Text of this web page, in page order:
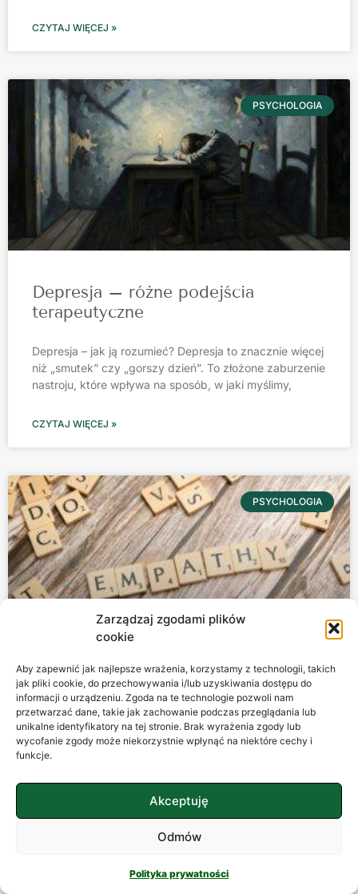
Zarządzaj zgodami plików
cookie
Aby zapewnić jak najlepsze wrażenia, korzystamy z technologii, takich
jak pliki cookie, do przechowywania i/lub uzyskiwania dostępu do
informacji o urządzeniu. Zgoda na te technologie pozwoli nam
przetwarzać dane, takie jak zachowanie podczas przeglądania lub
unikalne identyfikatory na tej stronie. Brak wyrażenia zgody lub
wycofanie zgody może niekorzystnie wpłynąć na niektóre cechy i
funkcje.
Akceptuję
Odmów
Polityka prywatności
CZYTAJ WIĘCEJ »
PSYCHOLOGIA
Depresja – różne podejścia
terapeutyczne
Depresja – jak ją rozumieć? Depresja to znacznie więcej
niż „smutek” czy „gorszy dzień”. To złożone zaburzenie
nastroju, które wpływa na sposób, w jaki myślimy,
CZYTAJ WIĘCEJ »
PSYCHOLOGIA
Empatia w relacjach międzyludzkich
Empatia – niewidzialna nić porozumienia Wyobraźmy
sobie świat pozbawiony empatii. Byłoby to miejsce
chłodne, mechaniczne, przypominające precyzyjnie